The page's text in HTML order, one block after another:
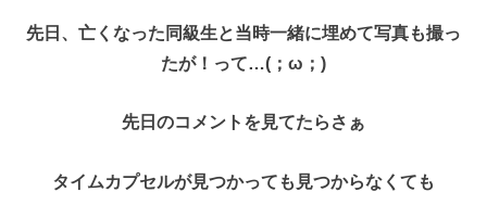
先日、亡くなった同級生と当時一緒に埋めて写真も撮っ
たが！って…(；ω；)
先日のコメントを見てたらさぁ
タイムカプセルが見つかっても見つからなくても